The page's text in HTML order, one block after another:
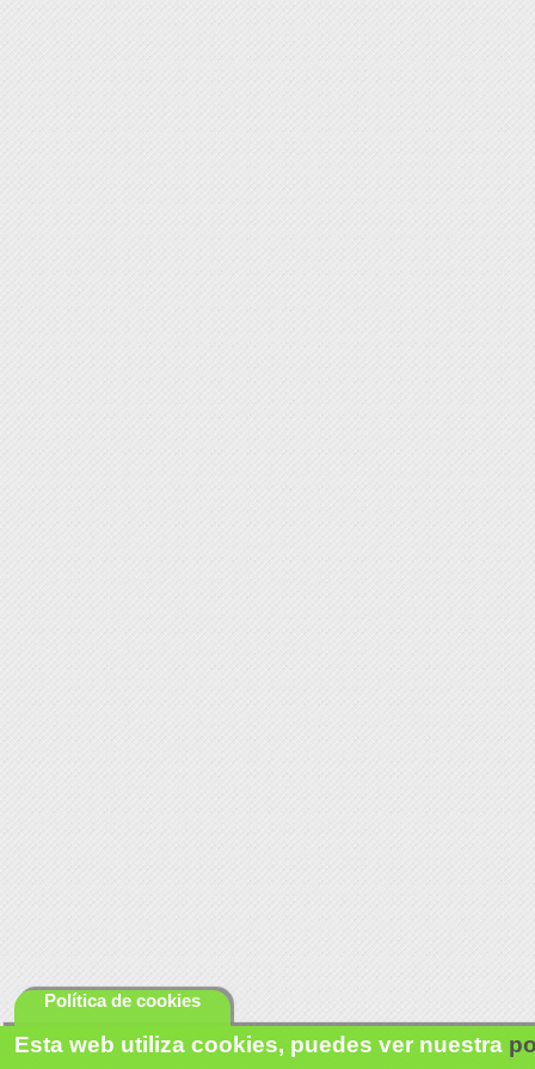
Esta web utiliza cookies, puedes ver nuestra
Política de cookies